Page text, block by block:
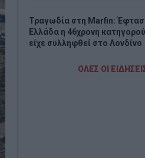
Τραγωδία στη Marfin:
Ελλάδα η 46χρονη
είχε συλληφθεί στο Λονδίνο
Τζόκερ: Η κλήρωση της
ΟΛΕΣ ΟΙ